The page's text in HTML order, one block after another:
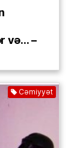
və… –
Cəmiyyət